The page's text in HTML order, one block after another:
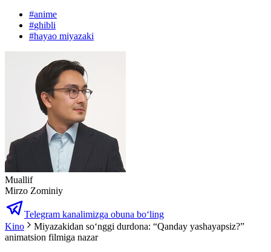
#anime
#ghibli
#hayao miyazaki
Muallif
Mirzo Zominiy
Telegram kanalimizga obuna bo‘ling
Kino
Miyazakidan so‘nggi durdona: “Qanday yashayapsiz?”
animatsion filmiga nazar